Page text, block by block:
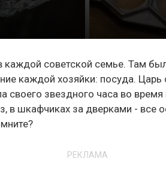
каждой советской семье. Там
каждой хозяйки: посуда. Царь
своего звездного часа во
в шкафчиках за дверками - все
РЕКЛАМА